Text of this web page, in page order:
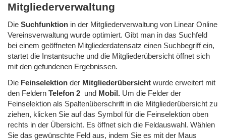
Mitgliederverwaltung
Die Suchfunktion in der Mitgliederverwaltung von Linear Online
Vereinsverwaltung wurde optimiert. Gibt man in das Suchfeld
bei einem geöffneten Mitgliederdatensatz einen Suchbegriff ein,
startet die Instantsuche und die Mitgliederübersicht öffnet sich
mit den gefundenen Ergebnissen.
Die Feinselektion der Mitgliederübersicht wurde erweitert mit
den Feldern Telefon 2 und Mobil. Um die Felder der
Feinselektion als Spaltenüberschrift in die Mitgliederübersicht zu
ziehen, klicken Sie auf das Symbol für die Feinselektion oben
rechts in der Übersicht. Es öffnet sich die Feldauswahl. Wählen
Sie das gewünschte Feld aus, indem Sie es mit der Maus